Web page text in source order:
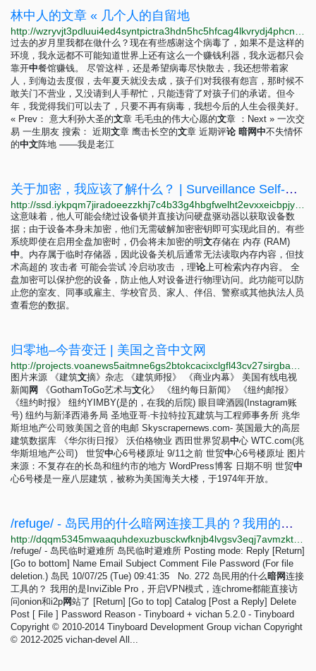
林中人的文章 « 几个人的自留地
过去的岁月里我都在做什么？现在有些感谢这个病毒了，如果不是这样的
环境，我永远都不可能知道世界上还有这么一个赚钱利器，我永远都只会
靠开中餐馆赚钱。 尽管这样，还是希望病毒尽快散去，我还想带着家
人，到海边去度假，去年夏天就没去成，孩子们对我很有怨言，那时候不
敢关门不营业，又没请到人手帮忙，只能违背了对孩子们的承诺。但今
年，我觉得我们可以去了，只要不再有病毒，我想今后的人生会很美好。
« Prev： 意大利孙大圣的文章 毛毛虫的伟大心愿的文章 ：Next » 一次交
易 一生朋友 搜索： 近期文章 鹰击长空的文章 近期评论 暗网中不失情怀
的中文阵地 ——我是老江
关于加密，我应该了解什么？ | Surveillance Self-Defense
这意味着，他人可能会绕过设备锁并直接访问硬盘驱动器以获取设备数
据；由于设备本身未加密，他们无需破解加密密钥即可实现此目的。有些
系统即使在启用全盘加密时，仍会将未加密的明文存储在 内存 (RAM)
中。内存属于临时存储器，因此设备关机后通常无法读取内存内容，但技
术高超的 攻击者 可能会尝试 冷启动攻击 ，理论上可检索内存内容。 全
盘加密可以保护您的设备，防止他人对设备进行物理访问。此功能可以防
止您的室友、同事或雇主、学校官员、家人、伴侣、警察或其他执法人员
查看您的数据。
归零地–今昔变迁 | 美国之音中文网
图片来源 《建筑文摘》杂志 《建筑师报》 《商业内幕》 美国有线电视
新闻 网 《GothamToGo艺术与文化》 《纽约每日新闻》 《纽约邮报》
《纽约时报》 纽约YIMBY(是的，在我的后院) 眼目啤酒园(Instagram账
号) 纽约与新泽西港务局 圣地亚哥·卡拉特拉瓦建筑与工程师事务所 兆华
斯坦地产公司致美国之音的电邮 Skyscrapernews.com- 英国最大的高层
建筑数据库 《华尔街日报》 沃伯格物业 西田世界贸易中心 WTC.com(兆
华斯坦地产公司) 世贸中心6号楼原址 9/11之前 世贸中心6号楼原址 图片
来源：不复存在的长岛和纽约市的地方 WordPress博客 日期不明 世贸中
心6号楼是一座八层建筑，被称为美国海关大楼，于1974年开放。
/refuge/ - 岛民用的什么暗网连接工具的？我用的是InviZible Pro，开启VPN模式，连chrome都能直接访问onion和i2p网站了
/refuge/ - 岛民临时避难所 岛民临时避难所 Posting mode: Reply [Return]
[Go to bottom] Name Email Subject Comment File Password (For file
deletion.) 岛民 10/07/25 (Tue) 09:41:35 No. 272 岛民用的什么暗网连接
工具的？ 我用的是InviZible Pro，开启VPN模式，连chrome都能直接访
问onion和i2p网站了 [Return] [Go to top] Catalog [Post a Reply] Delete
Post [ File ] Password Reason - Tinyboard + vichan 5.2.0 - Tinyboard
Copyright © 2010-2014 Tinyboard Development Group vichan Copyright
© 2012-2025 vichan-devel All...